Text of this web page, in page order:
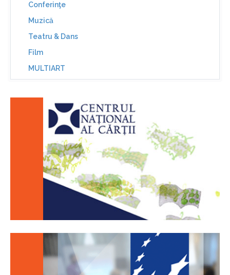
Conferinţe
Muzică
Teatru & Dans
Film
MULTIART